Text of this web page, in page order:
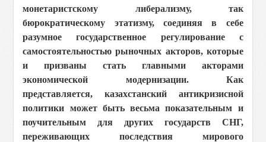
монетаристскому либерализму, так
бюрократическому этатизму, соединяя в себе
разумное государственное регулирование с
самостоятельностью рыночных акторов, которые
и призваны стать главными акторами
экономической модернизации. Как
представляется, казахстанский антикризисной
политики может быть весьма показательным и
поучительным для других государств СНГ,
переживающих последствия мирового